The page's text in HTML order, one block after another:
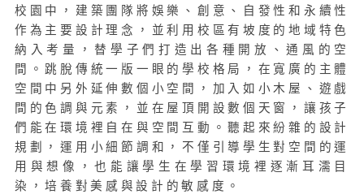
校園中，建築團隊將娛樂、創意、自發性和永續性
作為主要設計理念，並利用校區有坡度的地域特色
納入考量，替學子們打造出各種開放、通風的空
間。跳脫傳統一版一眼的學校格局，在寬廣的主體
空間中另外延伸數個小空間，加入如小木屋、遊戲
間的色調與元素，並在屋頂開設數個天窗，讓孩子
們能在環境裡自在與空間互動。聽起來紛雜的設計
規劃，運用小細節調和，不僅引導學生對空間的運
用與想像，也能讓學生在學習環境裡逐漸耳濡目
染，培養對美感與設計的敏感度。